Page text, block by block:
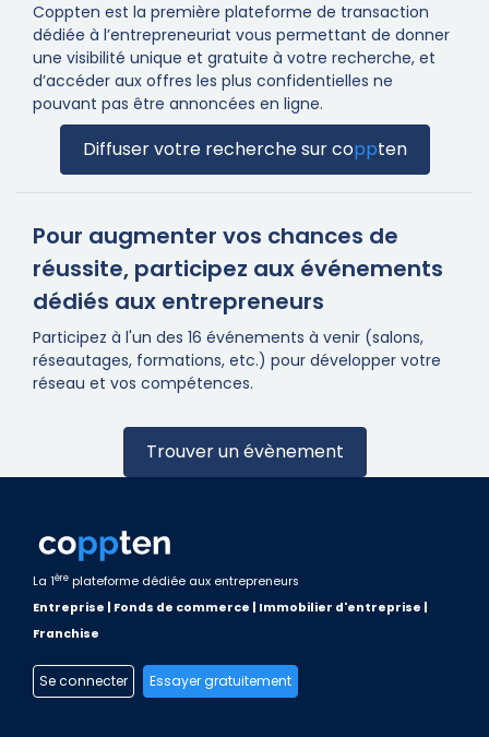
Coppten est la première plateforme de transaction
dédiée à l’entrepreneuriat vous permettant de donner
une visibilité unique et gratuite à votre recherche, et
d’accéder aux offres les plus confidentielles ne
pouvant pas être annoncées en ligne.
Diffuser votre recherche surcoppten
Pour augmenter vos chances de
réussite, participez aux événements
dédiés aux entrepreneurs
Participez à l'un des 16 événements à venir (salons,
réseautages, formations, etc.) pour développer votre
réseau et vos compétences.
Trouver un évènement
La 1ère plateforme dédiée aux entrepreneurs
Entreprise | Fonds de commerce | Immobilier d'entreprise |
Franchise
Se connecter Essayer gratuitement